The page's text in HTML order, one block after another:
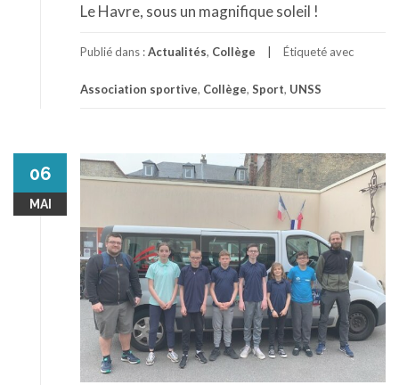
Le Havre, sous un magnifique soleil !
Publié dans :Actualités, Collège Étiqueté avec
Association sportive, Collège, Sport, UNSS
06
MAI